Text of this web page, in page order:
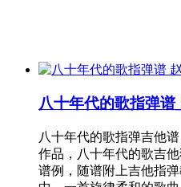
八十年代的歌指弹
八十年代的歌指弹吉他
作品，八十年代的歌吉
谱例，随谱附上吉他指